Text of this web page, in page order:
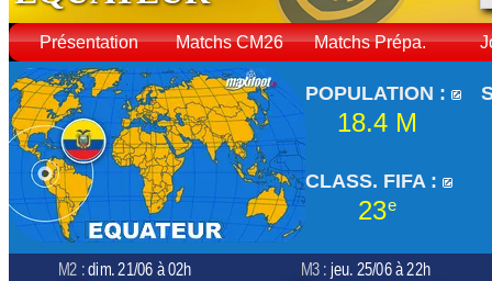
Présentation Matchs CM26 Matchs Prépa.
POPULATION :
18.4 M
CLASS. FIFA :
23e
M2 : dim. 21/06 à 02h M3 : jeu. 25/06 à 22h